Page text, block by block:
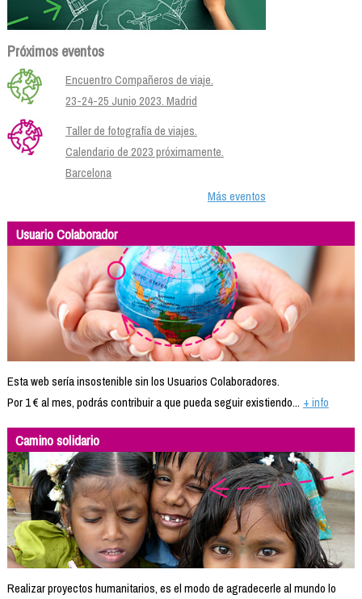
Próximos eventos
Encuentro Compañeros de viaje.
23-24-25 Junio 2023. Madrid
Taller de fotografía de viajes.
Calendario de 2023 próximamente.
Barcelona
Más eventos
Usuario Colaborador
Esta web sería insostenible sin los Usuarios Colaboradores.
Por 1 € al mes, podrás contribuir a que pueda seguir existiendo... + info
Camino solidario
Realizar proyectos humanitarios, es el modo de agradecerle al mundo lo